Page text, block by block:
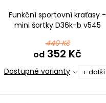
Funkční sportovní kraťasy -
mini šortky D36k-b v545
440 Kč
od 352 Kč
Dostupné varianty + další